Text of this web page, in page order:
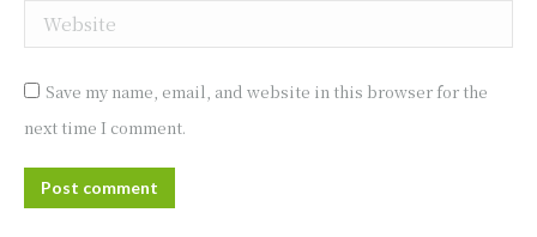
Website
Save my name, email, and website in this browser for the
next time I comment.
Post comment